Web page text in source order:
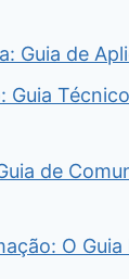
Guia de
Guia
de
O